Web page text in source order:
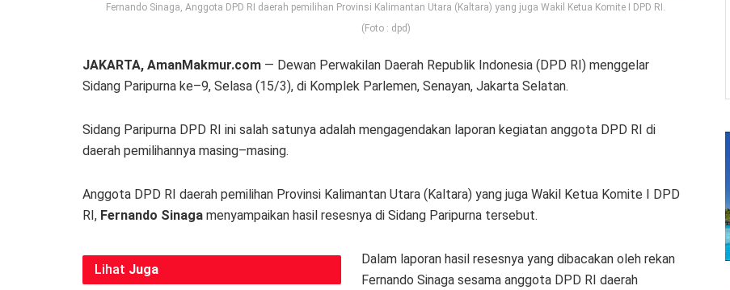
Fernando Sinaga, Anggota DPD RI daerah pemilihan Provinsi Kalimantan Utara (Kaltara) yang juga Wakil Ketua Komite I DPD RI.
(Foto : dpd)
JAKARTA, AmanMakmur.com — Dewan Perwakilan Daerah Republik Indonesia (DPD RI) menggelar
Sidang Paripurna ke–9, Selasa (15/3), di Komplek Parlemen, Senayan, Jakarta Selatan.
Sidang Paripurna DPD RI ini salah satunya adalah mengagendakan laporan kegiatan anggota DPD RI di
daerah pemilihannya masing–masing.
Anggota DPD RI daerah pemilihan Provinsi Kalimantan Utara (Kaltara) yang juga Wakil Ketua Komite I DPD
RI, Fernando Sinaga menyampaikan hasil resesnya di Sidang Paripurna tersebut.
Lihat Juga
Dalam laporan hasil resesnya yang dibacakan oleh rekan
Fernando Sinaga sesama anggota DPD RI daerah